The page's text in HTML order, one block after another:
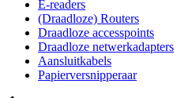
E-readers
(Draadloze) Routers
Draadloze accesspoints
Draadloze netwerkadapters
Aansluitkabels
Papierversnipperaar